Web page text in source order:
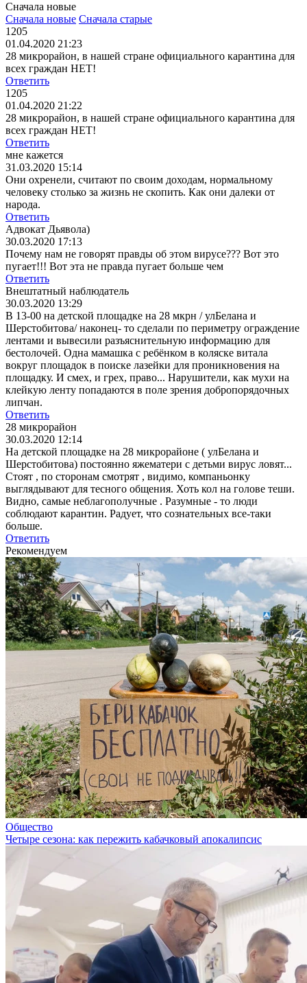
Сначала новые
Сначала новые Сначала старые
1205
01.04.2020 21:23
28 микрорайон, в нашей стране официального карантина для
всех граждан НЕТ!
Ответить
1205
01.04.2020 21:22
28 микрорайон, в нашей стране официального карантина для
всех граждан НЕТ!
Ответить
мне кажется
31.03.2020 15:14
Они охренели, считают по своим доходам, нормальному
человеку столько за жизнь не скопить. Как они далеки от
народа.
Ответить
Адвокат Дьявола)
30.03.2020 17:13
Почему нам не говорят правды об этом вирусе??? Вот это
пугает!!! Вот эта не правда пугает больше чем
Ответить
Внештатный наблюдатель
30.03.2020 13:29
В 13-00 на детской площадке на 28 мкрн / улБелана и
Шерстобитова/ наконец- то сделали по периметру ограждение
лентами и вывесили разъяснительную информацию для
бестолочей. Одна мамашка с ребёнком в коляске витала
вокруг площадок в поиске лазейки для проникновения на
площадку. И смех, и грех, право... Нарушители, как мухи на
клейкую ленту попадаются в поле зрения добропорядочных
липчан.
Ответить
28 микрорайон
30.03.2020 12:14
На детской площадке на 28 микрорайоне ( улБелана и
Шерстобитова) постоянно яжематери с детьми вирус ловят...
Стоят , по сторонам смотрят , видимо, компаньонку
выглядывают для тесного общения. Хоть кол на голове теши.
Видно, самые неблагополучные . Разумные - то люди
соблюдают карантин. Радует, что сознательных все-таки
больше.
Ответить
Рекомендуем
Общество
Четыре сезона: как пережить кабачковый апокалипсис